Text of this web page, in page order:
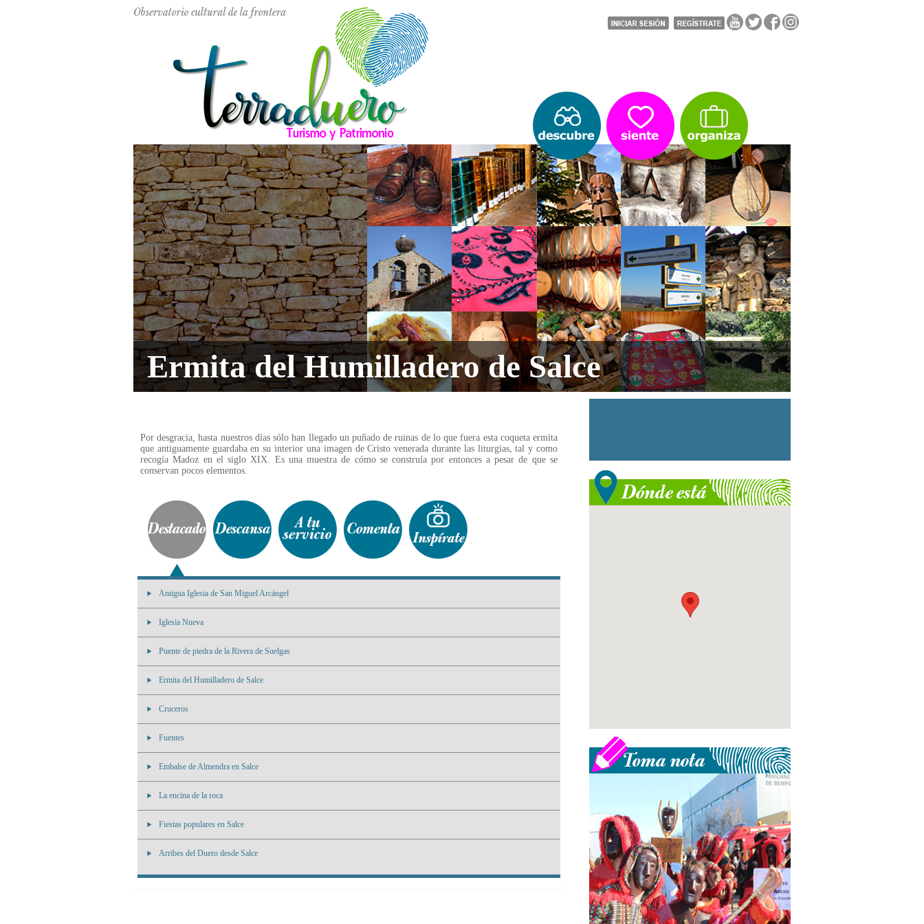
Ermita del Humilladero de Salce
Por desgracia, hasta nuestros días sólo han llegado un puñado de ruinas de lo que fuera esta coqueta ermita
que antiguamente guardaba en su interior una imagen de Cristo venerada durante las liturgias, tal y como
recogía Madoz en el siglo XIX. Es una muestra de cómo se construía por entonces a pesar de que se
conservan pocos elementos.
Antigua Iglesia de San Miguel Arcángel
Iglesia Nueva
Puente de piedra de la Rivera de Suelgas
Ermita del Humilladero de Salce
Cruceros
Fuentes
Embalse de Almendra en Salce
La encina de la roca
Fiestas populares en Salce
Arribes del Duero desde Salce